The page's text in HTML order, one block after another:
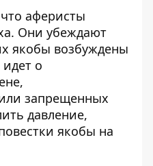
аферисты
Они убеждают
якобы возбуждены
о
запрещенных
давление,
якобы на